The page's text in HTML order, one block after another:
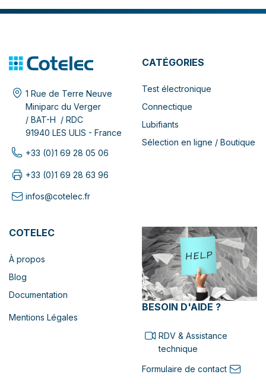
1 Rue de Terre Neuve
Miniparc du Verger
/ BAT-H / RDC
91940 LES ULIS - France
+33 (0)1 69 28 05 06
+33 (0)1 69 28 63 96
infos@cotelec.fr
CATÉGORIES
Test électronique
Connectique
Lubifiants
Sélection en ligne / Boutique
COTELEC
À propos
Blog
Documentation
Mentions Légales
BESOIN D'AIDE ?
RDV & Assistance
technique
Formulaire de contact